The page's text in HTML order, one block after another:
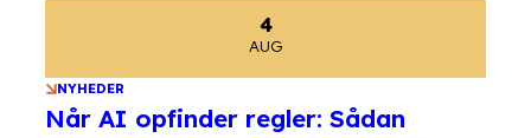
4
AUG
NYHEDER
Når AI opfinder regler: Sådan